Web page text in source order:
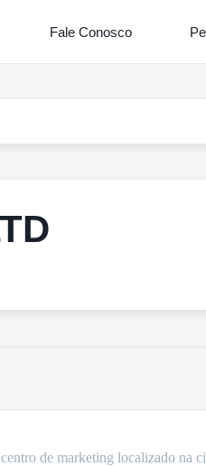
Fale Conosco
de marketing localizado na